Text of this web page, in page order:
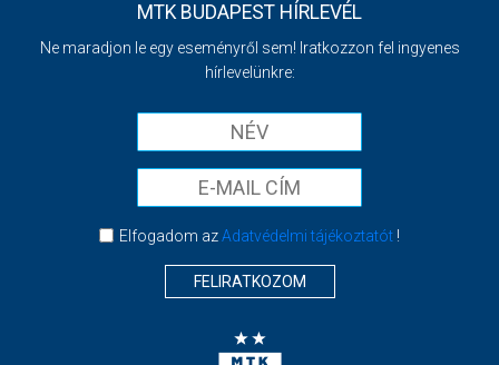
MTK BUDAPEST HÍRLEVÉL
Ne maradjon le egy eseményről sem! Iratkozzon fel ingyenes
hírlevelünkre:
Elfogadom azAdatvédelmi tájékoztatót!
FELIRATKOZOM